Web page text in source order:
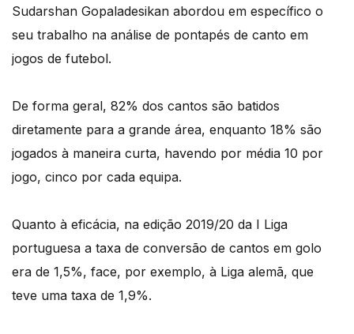
Sudarshan Gopaladesikan abordou em específico o
seu trabalho na análise de pontapés de canto em
jogos de futebol.
De forma geral, 82% dos cantos são batidos
diretamente para a grande área, enquanto 18% são
jogados à maneira curta, havendo por média 10 por
jogo, cinco por cada equipa.
Quanto à eficácia, na edição 2019/20 da I Liga
portuguesa a taxa de conversão de cantos em golo
era de 1,5%, face, por exemplo, à Liga alemã, que
teve uma taxa de 1,9%.